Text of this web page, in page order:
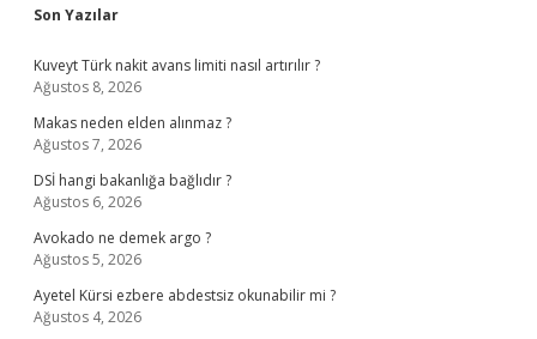
Sidebar
Son Yazılar
Kuveyt Türk nakit avans limiti nasıl artırılır ?
Ağustos 8, 2026
Makas neden elden alınmaz ?
Ağustos 7, 2026
DSİ hangi bakanlığa bağlıdır ?
Ağustos 6, 2026
Avokado ne demek argo ?
Ağustos 5, 2026
Ayetel Kürsi ezbere abdestsiz okunabilir mi ?
Ağustos 4, 2026